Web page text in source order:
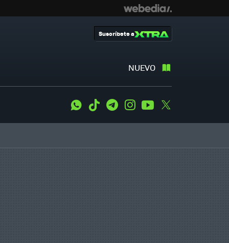
NUEVO
Suscríbete a
WhatsApp
Tiktok TelegramInstagramYoutube